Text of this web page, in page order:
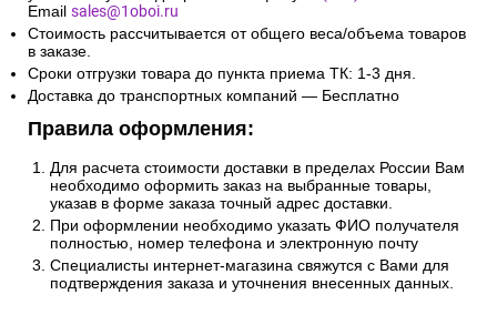
Email sales@1oboi.ru
Стоимость рассчитывается от общего веса/объема товаров
в заказе.
Сроки отгрузки товара до пункта приема ТК: 1-3 дня.
Доставка до транспортных компаний — Бесплатно
Правила оформления:
Для расчета стоимости доставки в пределах России Вам
необходимо оформить заказ на выбранные товары,
указав в форме заказа точный адрес доставки.
При оформлении необходимо указать ФИО получателя
полностью, номер телефона и электронную почту
Специалисты интернет-магазина свяжутся с Вами для
подтверждения заказа и уточнения внесенных данных.